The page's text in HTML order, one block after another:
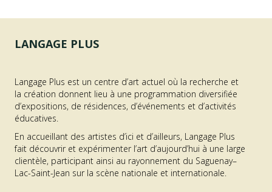
LANGAGE PLUS
Langage Plus est un centre d’art actuel où la recherche et
la création donnent lieu à une programmation diversifiée
d’expositions, de résidences, d’événements et d’activités
éducatives.
En accueillant des artistes d’ici et d’ailleurs, Langage Plus
fait découvrir et expérimenter l’art d’aujourd’hui à une large
clientèle, participant ainsi au rayonnement du Saguenay–
Lac-Saint-Jean sur la scène nationale et internationale.